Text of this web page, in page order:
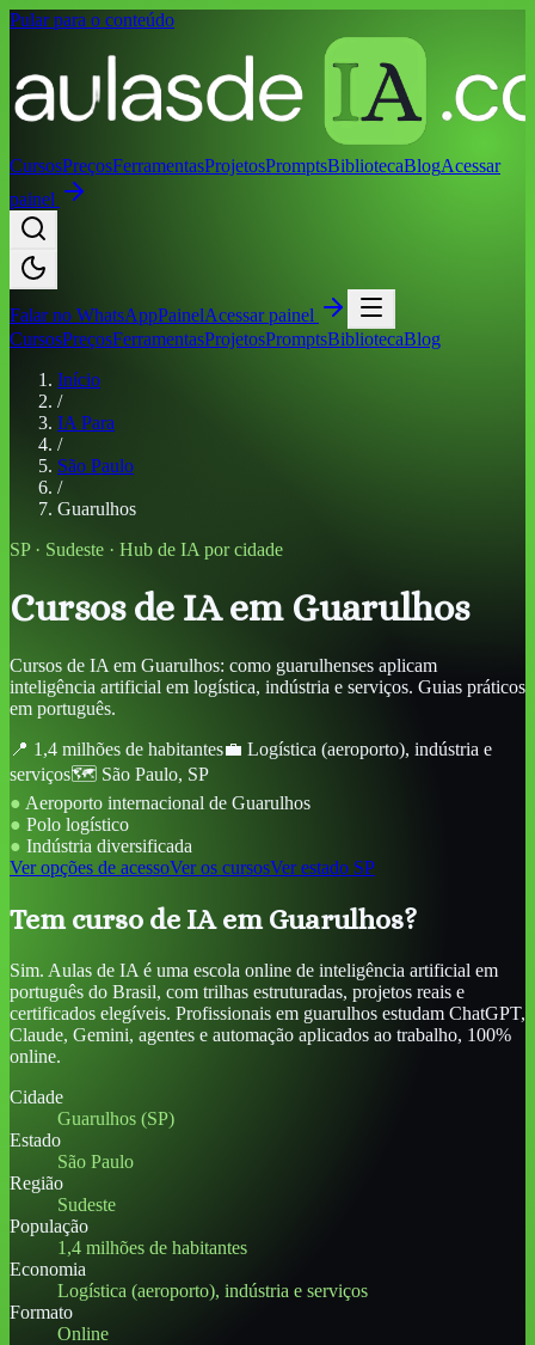
Pular para o conteúdo
CursosPreçosFerramentasProjetosPromptsBibliotecaBlogAcessar
painel
Falar no WhatsAppPainelAcessar painel
CursosPreçosFerramentasProjetosPromptsBibliotecaBlog
Início
/
IA Para
/
São Paulo
/
Guarulhos
SP· Sudeste · Hub de IA por cidade
Cursos de IAem Guarulhos
Cursos de IA em Guarulhos: como guarulhenses aplicam
inteligência artificial em logística, indústria e serviços. Guias práticos
em português.
📍 1,4 milhões de habitantes💼 Logística (aeroporto), indústria e
serviços🗺️ São Paulo, SP
● Aeroporto internacional de Guarulhos
● Polo logístico
● Indústria diversificada
Ver opções de acessoVer os cursosVer estado SP
Tem curso de IA em Guarulhos?
Sim. Aulas de IA é uma escola online de inteligência artificial em
português do Brasil, com trilhas estruturadas, projetos reais e
certificados elegíveis. Profissionais em guarulhos estudam ChatGPT,
Claude, Gemini, agentes e automação aplicados ao trabalho, 100%
online.
Cidade
Guarulhos (SP)
Estado
São Paulo
Região
Sudeste
População
1,4 milhões de habitantes
Economia
Logística (aeroporto), indústria e serviços
Formato
Online